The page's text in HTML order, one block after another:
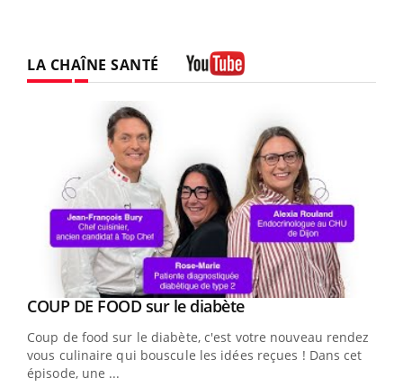
LA CHAÎNE SANTÉ
Youtube
COUP DE FOOD sur le diabèteYoutube
Coup de food sur le diabète, c'est votre nouveau rendez-
vous culinaire qui bouscule les idées reçues ! Dans cet
épisode, une ...